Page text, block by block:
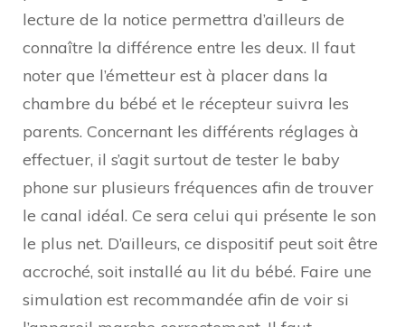
lecture de la notice permettra d’ailleurs de
connaître la différence entre les deux. Il faut
noter que l’émetteur est à placer dans la
chambre du bébé et le récepteur suivra les
parents. Concernant les différents réglages à
effectuer, il s’agit surtout de tester le baby
phone sur plusieurs fréquences afin de trouver
le canal idéal. Ce sera celui qui présente le son
le plus net. D’ailleurs, ce dispositif peut soit être
accroché, soit installé au lit du bébé. Faire une
simulation est recommandée afin de voir si